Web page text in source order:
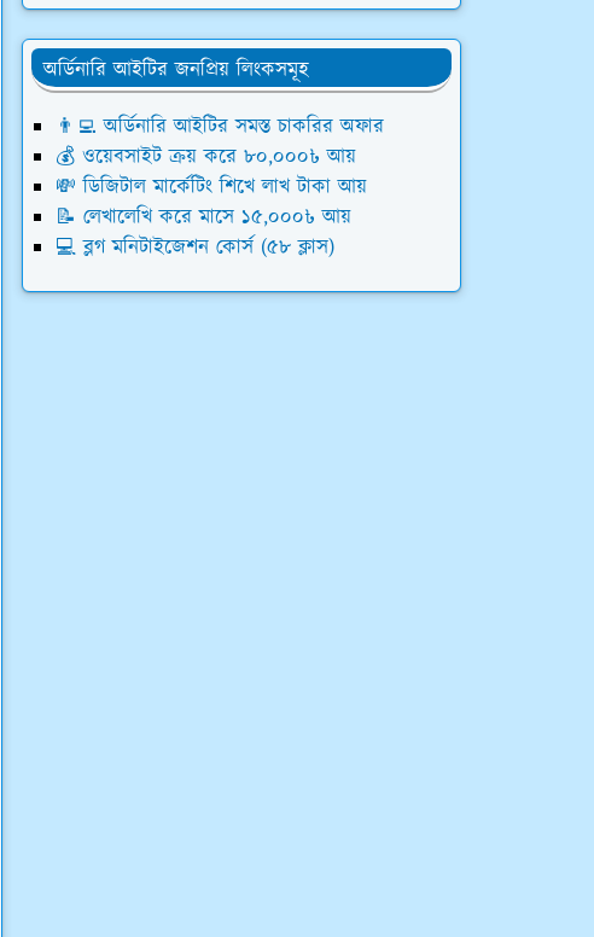
অর্ডিনারি আইটির জনপ্রিয় লিংকসমূহ
👨‍💻 অর্ডিনারি আইটির সমস্ত চাকরির অফার
💰 ওয়েবসাইট ক্রয় করে ৮০,০০০৳ আয়
💸 ডিজিটাল মার্কেটিং শিখে লাখ টাকা আয়
📝 লেখালেখি করে মাসে ১৫,০০০৳ আয়
💻 ব্লগ মনিটাইজেশন কোর্স (৫৮ ক্লাস)